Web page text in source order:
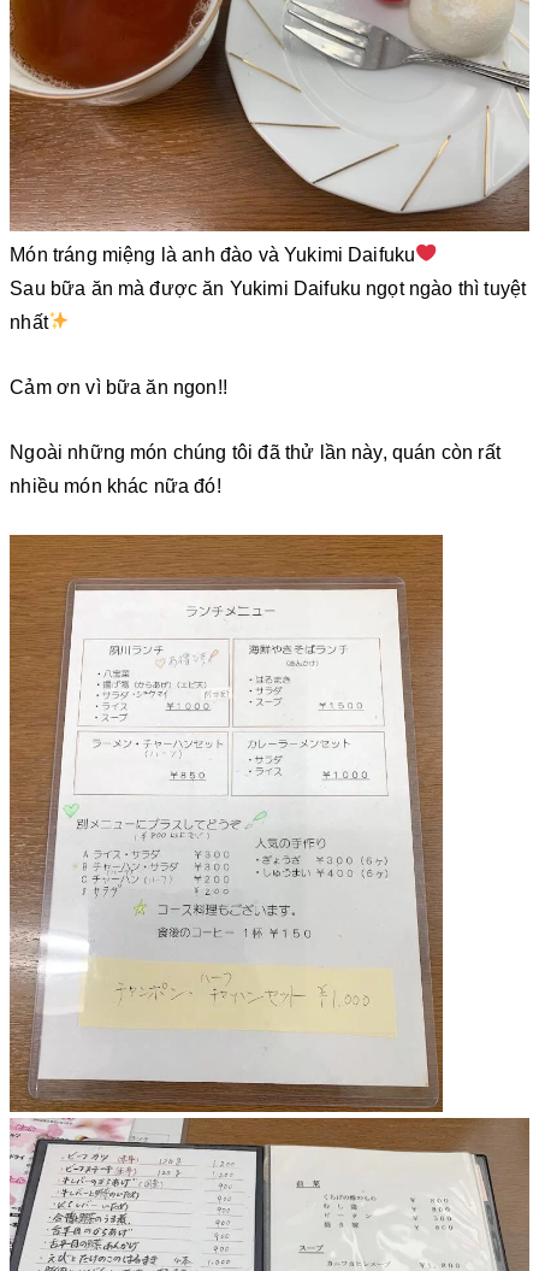
Món tráng miệng là anh đào và Yukimi Daifuku
Sau bữa ăn mà được ăn Yukimi Daifuku ngọt ngào thì tuyệt
nhất
Cảm ơn vì bữa ăn ngon!!
Ngoài những món chúng tôi đã thử lần này, quán còn rất
nhiều món khác nữa đó!